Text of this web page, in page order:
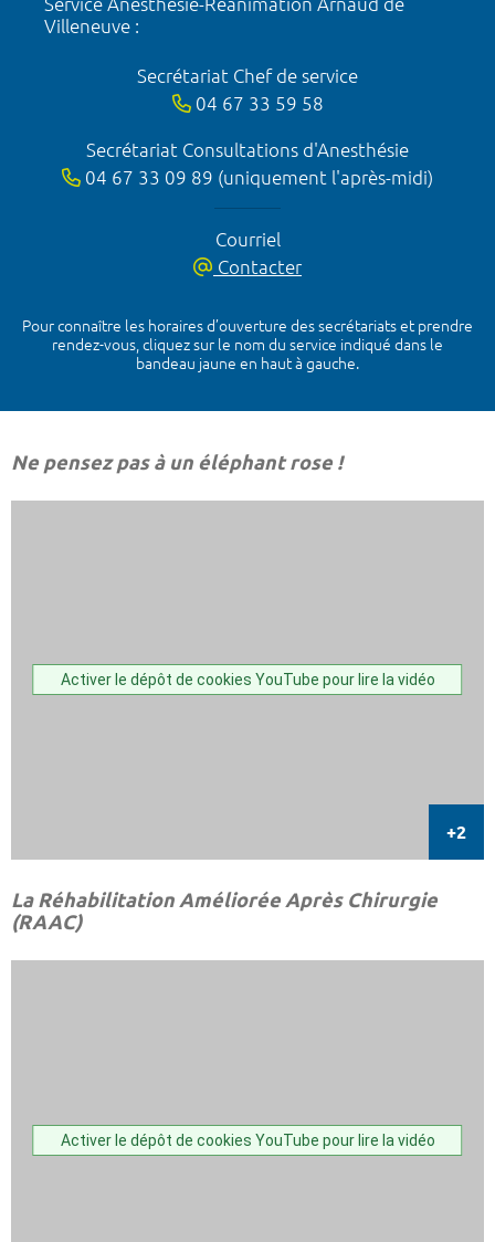
Villeneuve :
Secrétariat Chef de service
04 67 33 59 58
Secrétariat Consultations d'Anesthésie
04 67 33 09 89 (uniquement l'après-midi)
Courriel
Contacter
Pour connaître les horaires d’ouverture des secrétariats et prendre
rendez-vous, cliquez sur le nom du service indiqué dans le
bandeau jaune en haut à gauche.
Ne pensez pas à un éléphant rose !
Activer le dépôt de cookies YouTube pour lire la vidéo
La Réhabilitation Améliorée Après Chirurgie
(RAAC)
Activer le dépôt de cookies YouTube pour lire la vidéo